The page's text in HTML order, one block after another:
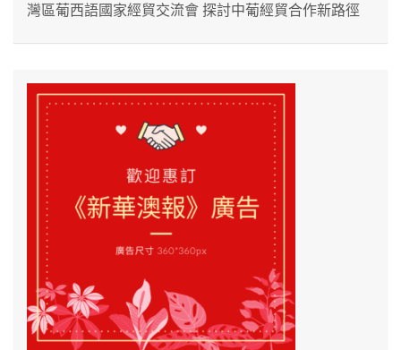
灣區葡西語國家經貿交流會 探討中葡經貿合作新路徑